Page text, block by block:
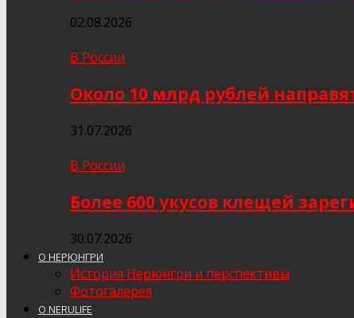
02.08.2026
В России
Около 10 млрд рублей
31.07.2026
В России
Более 600 укусов клещей
30.07.2026
О НЕРЮНГРИ
История Нерюнгри и перспективы
Фотогалерея
О NERULIFE